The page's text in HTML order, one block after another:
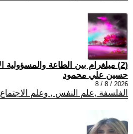
(2) ميلغرام بين الطاعة والمسؤولية الأخلاقية
حسين علي محمود
2026 / 8 / 8
الفلسفة ,علم النفس , وعلم الاجتماع